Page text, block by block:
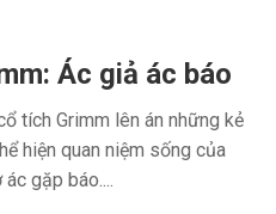
Ác giả ác báo
tích Grimm lên án những kẻ
hiện quan niệm sống của
gặp báo....